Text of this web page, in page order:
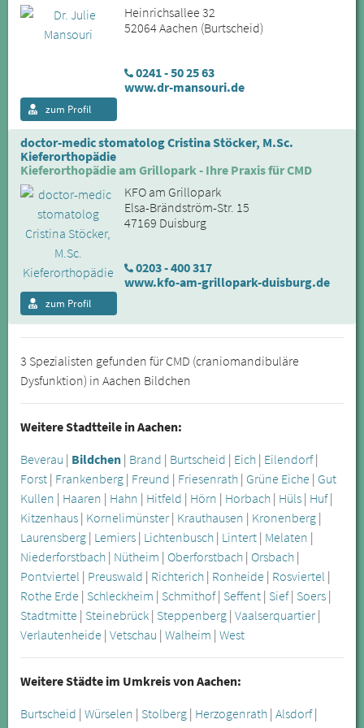
Heinrichsallee 32
52064 Aachen (Burtscheid)
0241 - 50 25 63
www.dr-mansouri.de
zum Profil
doctor-medic stomatolog Cristina Stöcker, M.Sc.
Kieferorthopädie
Kieferorthopädie am Grillopark - Ihre Praxis für CMD
KFO am Grillopark
Elsa-Brändström-Str. 15
47169 Duisburg
0203 - 400 317
www.kfo-am-grillopark-duisburg.de
zum Profil
3 Spezialisten gefunden für CMD (craniomandibuläre
Dysfunktion) in Aachen Bildchen
Weitere Stadtteile in Aachen:
Beverau | Bildchen | Brand | Burtscheid | Eich | Eilendorf|
Forst | Frankenberg | Freund | Friesenrath | Grüne Eiche | Gut
Kullen | Haaren | Hahn | Hitfeld | Hörn | Horbach | Hüls | Huf|
Kitzenhaus | Kornelimünster | Krauthausen | Kronenberg |
Laurensberg | Lemiers | Lichtenbusch | Lintert | Melaten |
Niederforstbach | Nütheim | Oberforstbach | Orsbach |
Pontviertel | Preuswald | Richterich | Ronheide | Rosviertel |
Rothe Erde | Schleckheim | Schmithof| Seffent | Sief| Soers |
Stadtmitte | Steinebrück | Steppenberg | Vaalserquartier |
Verlautenheide | Vetschau | Walheim | West
Weitere Städte im Umkreis von Aachen:
Burtscheid | Würselen | Stolberg | Herzogenrath | Alsdorf|